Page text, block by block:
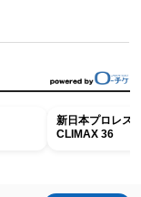
新日本プロレス
CLIMAX 36